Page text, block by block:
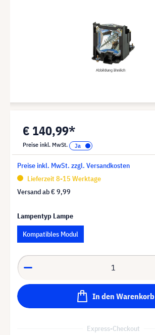
€ 140,99*
Preise inkl. MwSt.
Preise inkl. MwSt. zzgl. Versandkosten
Lieferzeit 8-15 Werktage
Versand ab€ 9,99
Lampentyp Lampe
Kompatibles Modul
In den Warenkorb
Express-Checkout